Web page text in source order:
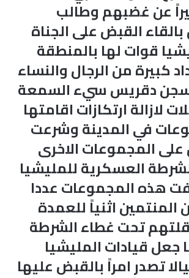
عن غضبهم وطالب
القبض على الجناة
قوات لها بالمنطقة
كبيرة من الرجال والنساء
سجن دقريس سيء السمعة
لازالة ارتكازات اقامتها
في المدينة وشرعت
المجموعات الاخرى
العسكرية للمليشيا
هذه المجموعات عددا
المنتمين اثنياً للعمدة
تحت غطاء الشرطة
جعل قيادات المليشيا
تصدر امراً بالقبض عليها